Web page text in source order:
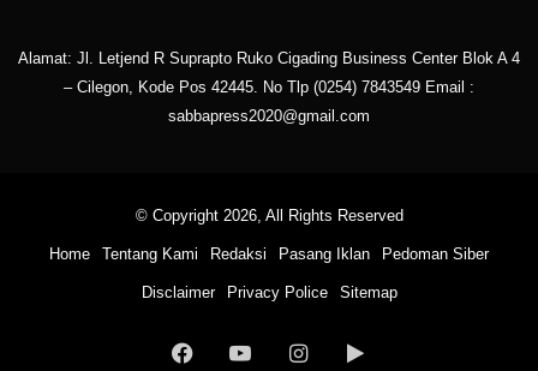
Alamat: Jl. Letjend R Suprapto Ruko Cigading Business Center Blok A 4
– Cilegon, Kode Pos 42445. No Tlp (0254) 7843549 Email :
sabbapress2020@gmail.com
© Copyright 2026, All Rights Reserved
Home Tentang Kami Redaksi Pasang Iklan Pedoman Siber
Disclaimer Privacy Police Sitemap
FacebookYouTubeInstagramGoogle